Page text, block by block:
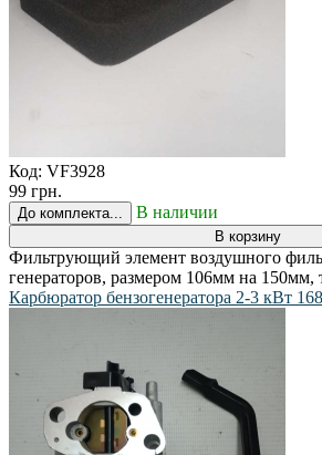
Код: VF3928
99 грн.
До комплекта... В наличии
В корзину
Фильтрующий элемент воздушного
генераторов, размером 106мм на
Карбюратор бензогенератора 2-3 кВт